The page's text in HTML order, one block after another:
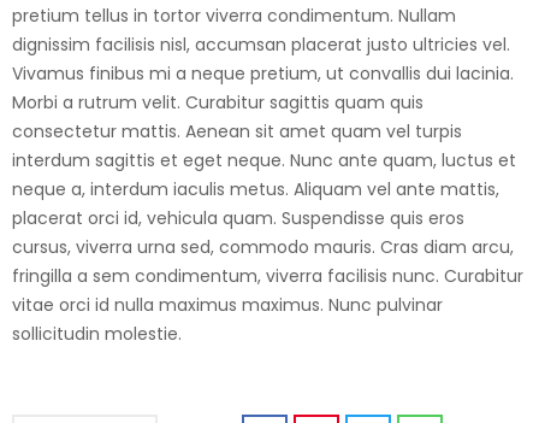
pretium tellus in tortor viverra condimentum. Nullam
dignissim facilisis nisl, accumsan placerat justo ultricies vel.
Vivamus finibus mi a neque pretium, ut convallis dui lacinia.
Morbi a rutrum velit. Curabitur sagittis quam quis
consectetur mattis. Aenean sit amet quam vel turpis
interdum sagittis et eget neque. Nunc ante quam, luctus et
neque a, interdum iaculis metus. Aliquam vel ante mattis,
placerat orci id, vehicula quam. Suspendisse quis eros
cursus, viverra urna sed, commodo mauris. Cras diam arcu,
fringilla a sem condimentum, viverra facilisis nunc. Curabitur
vitae orci id nulla maximus maximus. Nunc pulvinar
sollicitudin molestie.